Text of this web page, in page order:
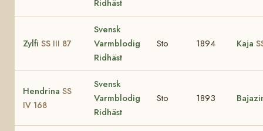
Ridhäst
Zylfi SS III 87
Svensk
Varmblodig
Ridhäst
Sto 1894 Kaja
Hendrina SS
IV 168
Svensk
Varmblodig
Ridhäst
Sto 1893